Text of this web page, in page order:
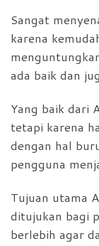
Sangat
karena
ada baik dan
Yang baik dari
tetapi karena
dengan hal
pengguna
Tujuan utama
ditujukan bagi
berlebih agar